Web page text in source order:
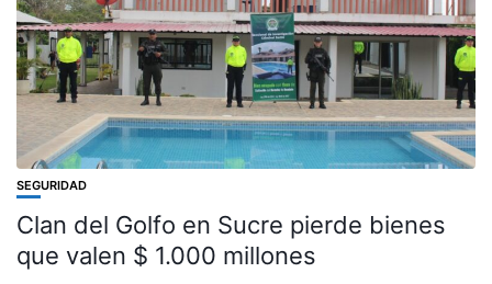
SEGURIDAD
Clan del Golfo en Sucre pierde bienes
que valen $ 1.000 millones